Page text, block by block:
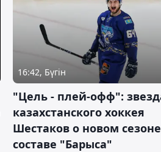
16:42, Бүгін
"Цель - плей-офф":
казахстанского хоккея
Шестаков о новом
составе "Барыса"